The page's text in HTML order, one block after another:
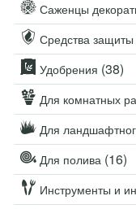
Саженцы
Средства защиты
Удобрения (38)
Для комнатных
Для
Для полива (16)
Инструменты и